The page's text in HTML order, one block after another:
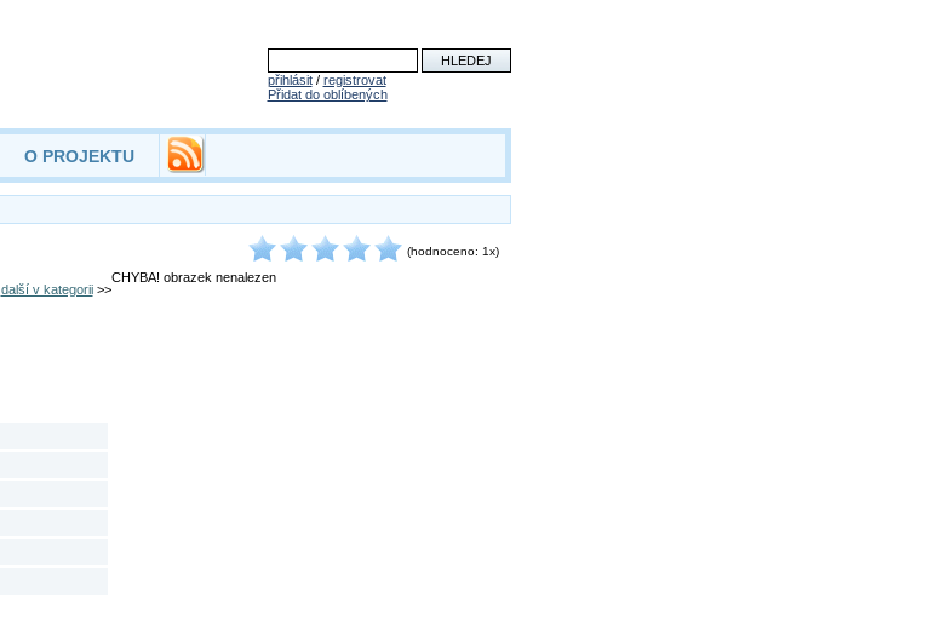
přihlásit/ registrovat
Přidat do oblíbených
O PROJEKTU
(hodnoceno: 1x)
další v kategorii>>
CHYBA! obrazek nenalezen